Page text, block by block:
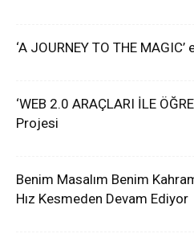
‘A JOURNEY TO THE
‘WEB 2.0 ARAÇLARI İLE
Projesi
Benim Masalım Benim
Hız Kesmeden Devam Ediyor